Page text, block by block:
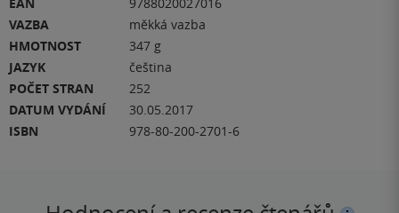
VAZBA
měkká vazba
HMOTNOST
347 g
JAZYK
čeština
POČET STRAN
252
DATUM VYDÁNÍ
30.05.2017
ISBN
978-80-200-2701-6